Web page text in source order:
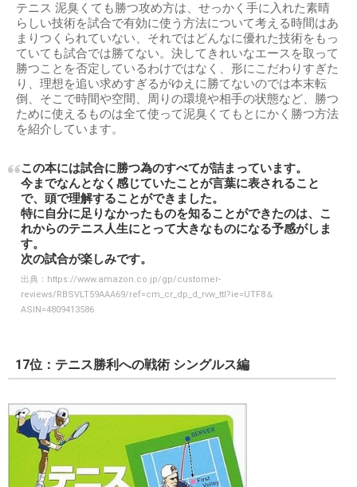
テニス 泥臭くても勝つ攻め方は、せっかく手に入れた素晴
らしい技術を試合で有効に使う方法について考える時間はあ
まりつくられていない、それではどんなに優れた技術をもっ
ていても試合では勝てない。決してきれいなエースを取って
勝つことを否定しているわけではなく、形にこだわりすぎた
り、理想を追い求めすぎるがゆえに勝てないのでは本末転
倒、そこで時間や空間、周りの環境や相手の状態など、勝つ
ために使えるものは全て使って泥臭くてもとにかく勝つ方法
を紹介しています。
この本には試合に勝つ為のすべてが詰まっています。
今までなんとなく感じていたことが言葉に表されること
で、頭で理解することができました。
特に自分に足りなかったものを知ることができたのは、こ
れからのテニス人生にとって大きなものになる予感がしま
す。
次の試合が楽しみです。
出典： https://www.amazon.co.jp/gp/customer-
reviews/RBSVLT59AAA69/ref=cm_cr_dp_d_rvw_ttl?ie=UTF8＆
ASIN=4809413586
17位：テニス勝利への戦術 シングルス編